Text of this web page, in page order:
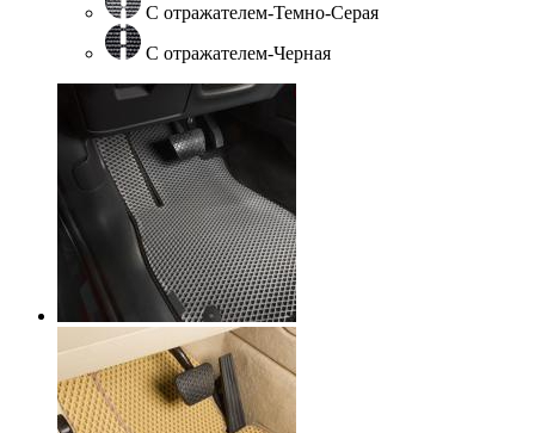
С отражателем-Темно-Серая
С отражателем-Черная